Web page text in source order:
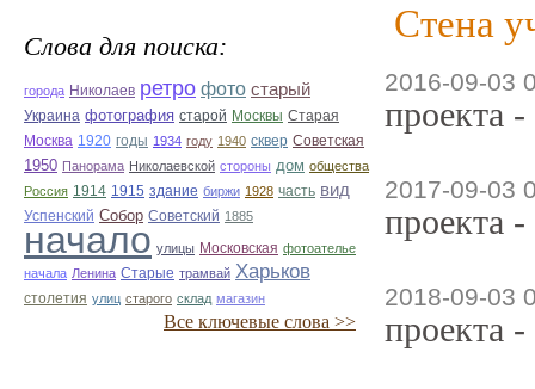
Слова для поиска:
города Николаев ретро фото старый
Украина фотография старой Москвы Старая
Москва 1920 годы 1934 году 1940 сквер Советская
1950 Панорама Николаевской стороны дом общества
Россия 1914 1915 здание биржи 1928 часть вид
Успенский Собор Советский 1885
начало улицы Московская фотоателье
начала Ленина Старые трамвай Харьков
столетия улиц старого склад магазин
Все ключевые слова >>
Стена
2016-09-03
проекта
2017-09-03
проекта
2018-09-03
проекта